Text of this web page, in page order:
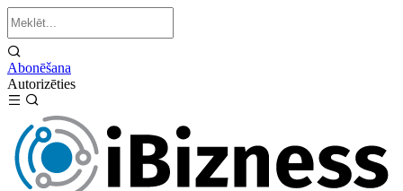
Abonēšana
Autorizēties